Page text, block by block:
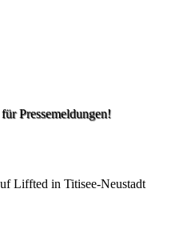
Pressemeldungen!
Liffted in Titisee-Neustadt